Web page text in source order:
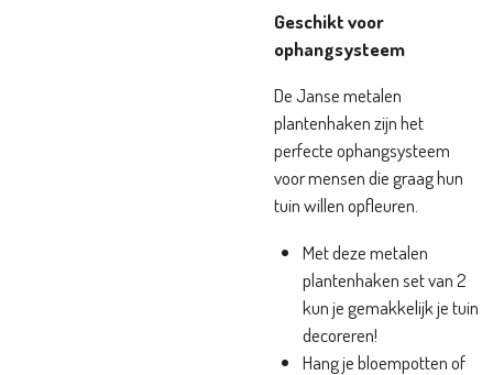
Geschikt voor
ophangsysteem
De Janse metalen
plantenhaken zijn het
perfecte ophangsysteem
voor mensen die graag hun
tuin willen opfleuren.
Met deze metalen
plantenhaken set van 2
kun je gemakkelijk je tuin
decoreren!
Hang je bloempotten of